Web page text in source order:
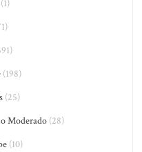
(198)
(25)
Moderado(28)
(10)